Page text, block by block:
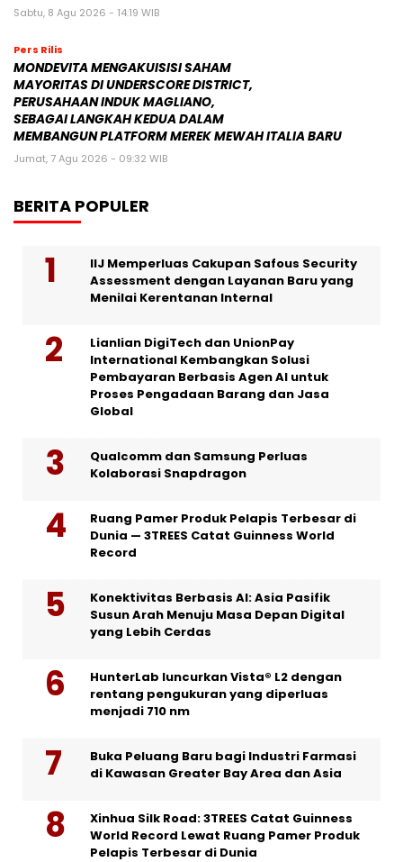
Sabtu, 8 Agu 2026 - 14:19 WIB
Pers Rilis
MONDEVITA MENGAKUISISI SAHAM
MAYORITAS DI UNDERSCORE DISTRICT,
PERUSAHAAN INDUK MAGLIANO,
SEBAGAI LANGKAH KEDUA DALAM
MEMBANGUN PLATFORM MEREK MEWAH ITALIA BARU
Jumat, 7 Agu 2026 - 09:32 WIB
BERITA POPULER
IIJ Memperluas Cakupan Safous Security
Assessment dengan Layanan Baru yang
Menilai Kerentanan Internal
Lianlian DigiTech dan UnionPay
International Kembangkan Solusi
Pembayaran Berbasis Agen AI untuk
Proses Pengadaan Barang dan Jasa
Global
Qualcomm dan Samsung Perluas
Kolaborasi Snapdragon
Ruang Pamer Produk Pelapis Terbesar di
Dunia — 3TREES Catat Guinness World
Record
Konektivitas Berbasis AI: Asia Pasifik
Susun Arah Menuju Masa Depan Digital
yang Lebih Cerdas
HunterLab luncurkan Vista® L2 dengan
rentang pengukuran yang diperluas
menjadi 710 nm
Buka Peluang Baru bagi Industri Farmasi
di Kawasan Greater Bay Area dan Asia
Xinhua Silk Road: 3TREES Catat Guinness
World Record Lewat Ruang Pamer Produk
Pelapis Terbesar di Dunia